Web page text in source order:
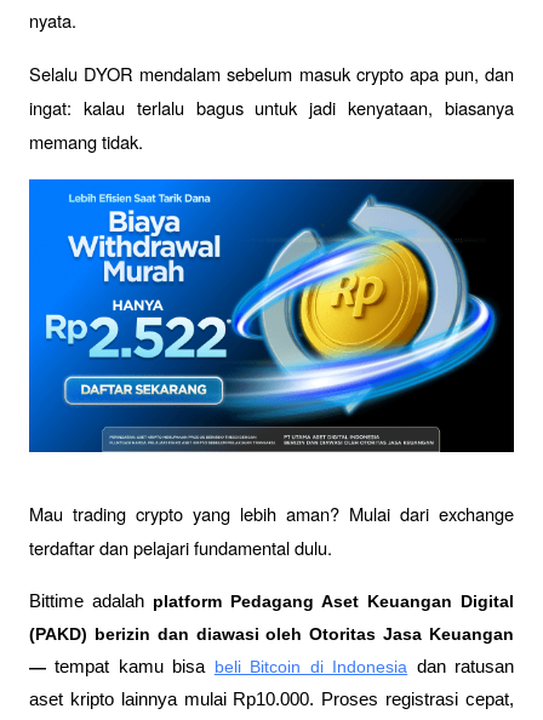
nyata.
Selalu DYOR mendalam sebelum masuk crypto apa pun, dan
ingat: kalau terlalu bagus untuk jadi kenyataan, biasanya
memang tidak.
Mau trading crypto yang lebih aman? Mulai dari exchange
terdaftar dan pelajari fundamental dulu.
Bittime adalah platform Pedagang Aset Keuangan Digital
(PAKD) berizin dan diawasi oleh Otoritas Jasa Keuangan
— tempat kamu bisa beli Bitcoin di Indonesia dan ratusan
aset kripto lainnya mulai Rp10.000. Proses registrasi cepat,